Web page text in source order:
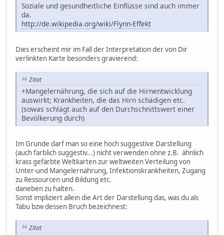
Soziale und gesundheitliche Einflüsse sind auch immer
da.
http://de.wikipedia.org/wiki/Flynn-Effekt
Dies erscheint mir im Fall der Interpretation der von Dir
verlinkten Karte besonders gravierend:
Zitat
+Mangelernährung, die sich auf die Hirnentwicklung
auswirkt; Krankheiten, die das Hirn schädigen etc.
(sowas schlägt auch auf den Durchschnittswert einer
Bevölkerung durch)
Im Grunde darf man so eine hoch suggestive Darstellung
(auch farblich suggestiv...) nicht verwenden ohne z.B. ähnlich
krass gefärbte Weltkarten zur weltweiten Verteilung von
Unter-und Mangelernährung, Infektionskrankheiten, Zugang
zu Ressourcen und Bildung etc.
daneben zu halten.
Sonst impliziert allein die Art der Darstellung das, was du als
Tabu bzw dessen Bruch bezeichnest:
Zitat